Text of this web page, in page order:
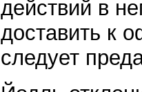
действий в
доставить к
следует